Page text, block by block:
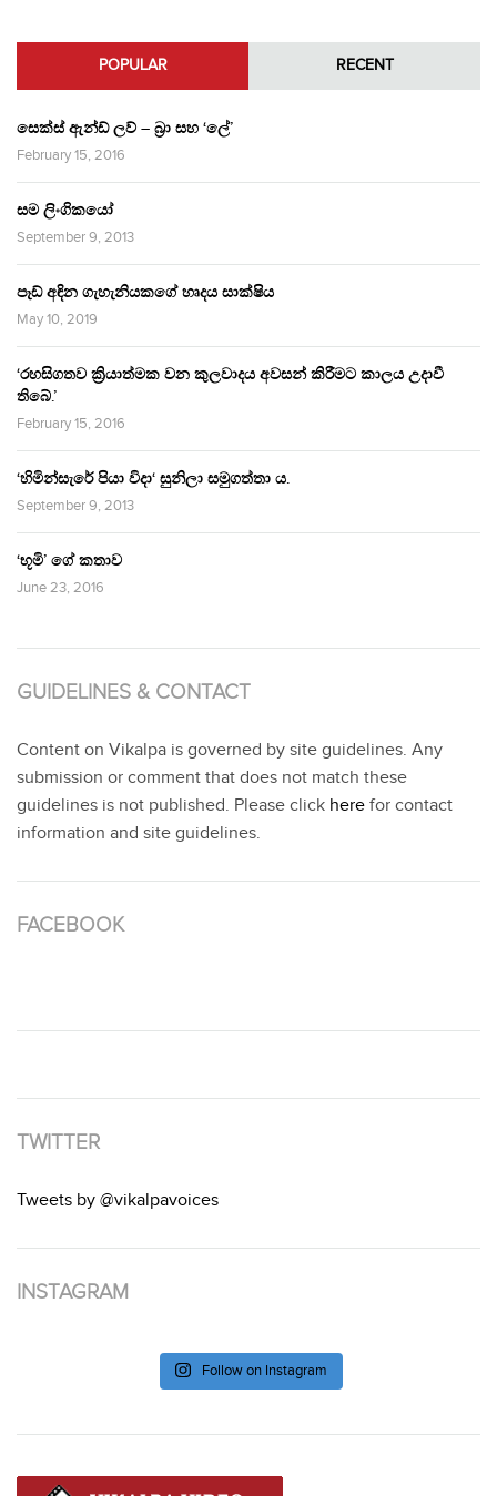
POPULAR RECENT
සෙක්ස් ඇන්ඩ් ලව් – බ්‍රා සහ ‘ලේ’
February 15, 2016
සම ලිංගිකයෝ
September 9, 2013
පෑඩ් අඳින ගැහැනියකගේ හෘදය සාක්ෂිය
May 10, 2019
‘රහසිගතව ක්‍රියාත්මක වන කුලවාදය අවසන් කිරීමට කාලය උදාවී
තිබේ.’
February 15, 2016
‘හිමින්සැරේ පියා විදා‘ සුනිලා සමුගත්තා ය.
September 9, 2013
‘භූමි’ ගේ කතාව
June 23, 2016
GUIDELINES & CONTACT
Content on Vikalpa is governed by site guidelines. Any
submission or comment that does not match these
guidelines is not published. Please click here for contact
information and site guidelines.
FACEBOOK
TWITTER
Tweets by @vikalpavoices
INSTAGRAM
Follow on Instagram